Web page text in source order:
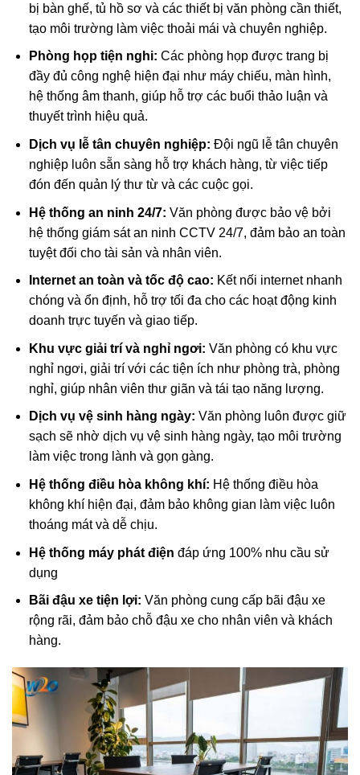
bị bàn ghế, tủ hồ sơ và các thiết bị văn phòng cần thiết,
tạo môi trường làm việc thoải mái và chuyên nghiệp.
Phòng họp tiện nghi: Các phòng họp được trang bị
đầy đủ công nghệ hiện đại như máy chiếu, màn hình,
hệ thống âm thanh, giúp hỗ trợ các buổi thảo luận và
thuyết trình hiệu quả.
Dịch vụ lễ tân chuyên nghiệp: Đội ngũ lễ tân chuyên
nghiệp luôn sẵn sàng hỗ trợ khách hàng, từ việc tiếp
đón đến quản lý thư từ và các cuộc gọi.
Hệ thống an ninh 24/7: Văn phòng được bảo vệ bởi
hệ thống giám sát an ninh CCTV 24/7, đảm bảo an toàn
tuyệt đối cho tài sản và nhân viên.
Internet an toàn và tốc độ cao: Kết nối internet nhanh
chóng và ổn định, hỗ trợ tối đa cho các hoạt động kinh
doanh trực tuyến và giao tiếp.
Khu vực giải trí và nghỉ ngơi: Văn phòng có khu vực
nghỉ ngơi, giải trí với các tiện ích như phòng trà, phòng
nghỉ, giúp nhân viên thư giãn và tái tạo năng lượng.
Dịch vụ vệ sinh hàng ngày: Văn phòng luôn được giữ
sạch sẽ nhờ dịch vụ vệ sinh hàng ngày, tạo môi trường
làm việc trong lành và gọn gàng.
Hệ thống điều hòa không khí: Hệ thống điều hòa
không khí hiện đại, đảm bảo không gian làm việc luôn
thoáng mát và dễ chịu.
Hệ thống máy phát điện đáp ứng 100% nhu cầu sử
dụng
Bãi đậu xe tiện lợi: Văn phòng cung cấp bãi đậu xe
rộng rãi, đảm bảo chỗ đậu xe cho nhân viên và khách
hàng.